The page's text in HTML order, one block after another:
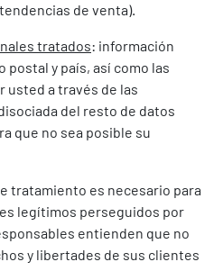
de venta).
tratados: información
postal y país, así como las
usted a través de las
del resto de datos
que no sea posible su
tratamiento es necesario para
legítimos perseguidos por
entienden que no
y libertades de sus clientes